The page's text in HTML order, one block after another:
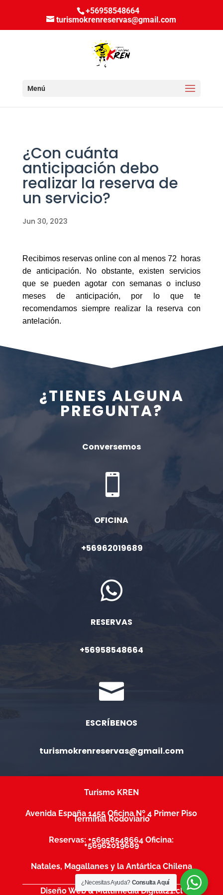
+56958548664
turismokrenreservas@gmail.com
Seleccionar página
¿Con cuánta
anticipación debo
realizar la reserva de
un servicio?
Jun 30, 2023
Recibimos reservas online con al menos 72 horas
de anticipación. No obstante, existen servicios
que se pueden agotar con semanas o incluso
meses de anticipación, por lo que te
recomendamos siempre realizar la reserva con
antelación.
¿TIENES ALGUNA
PREGUNTA?
Conversemos

OFICINA
+56962019689

RESERVAS
+56958548664

ESCRÍBENOS
turismokrenreservas@gmail.com
Turismo KREN
Avenida España 1455Oficina Nº 4 Primer Piso
Terminal Rodoviario
Reservas:+56958548664 Oficina:
+56962019689
Natales, Magallanes y la Antártica Chilena
Diseño Web & Multimedia Digital21.cl
¿Necesitas Ayuda? Consulta Aquí